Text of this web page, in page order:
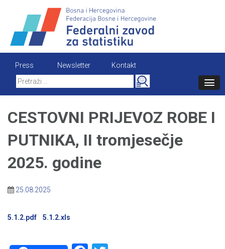
content
Press Newsletter
Kontakt
Search
for:
CESTOVNI PRIJEVOZ ROBE I
PUTNIKA, II tromjesečje
2025. godine
25.08.2025
5.1.2.pdf 5.1.2.xls